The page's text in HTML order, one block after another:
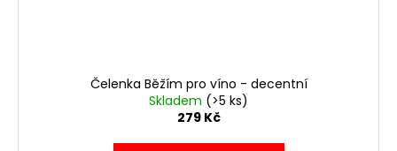
Čelenka Běžím pro víno - decentní
Skladem (>5 ks)
279 Kč